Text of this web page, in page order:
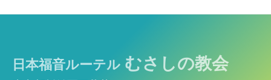
日本福音ルーテル むさしの教会